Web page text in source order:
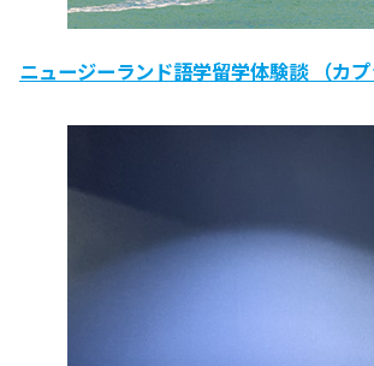
ニュージーランド語学留学体験談 （カ